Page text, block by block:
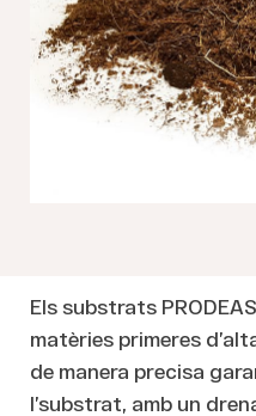
Els substrats
matèries primeres
de manera precisa
l’substrat, amb un